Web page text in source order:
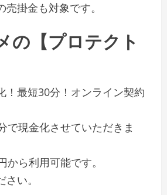
掛金も対象です。
【プロテクト
！最短30分！オンライン契約
で現金化させていただきま
から利用可能です。
い。